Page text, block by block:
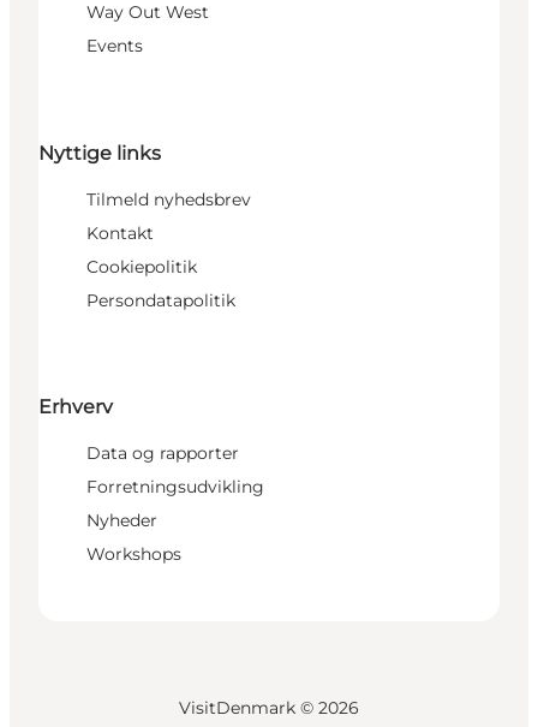
Way Out West
Events
Nyttige links
Tilmeld nyhedsbrev
Kontakt
Cookiepolitik
Persondatapolitik
Erhverv
Data og rapporter
Forretningsudvikling
Nyheder
Workshops
VisitDenmark © 2026